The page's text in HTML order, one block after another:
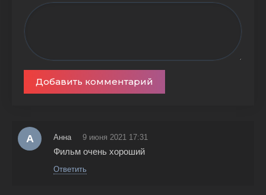
Добавить комментарий
А Анна 9 июня 2021 17:31
Фильм очень хороший
Ответить